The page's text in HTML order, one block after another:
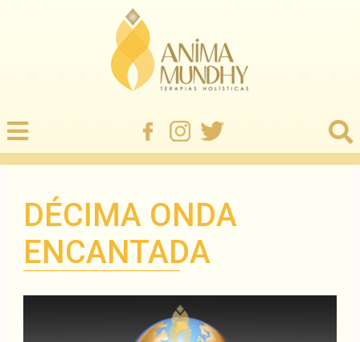
DÉCIMA ONDA
ENCANTADA